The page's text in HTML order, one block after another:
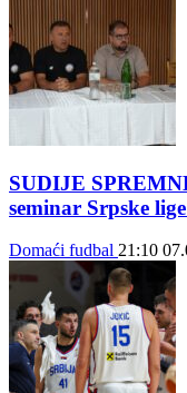
SUDIJE
seminar Srpske
Domaći fudbal 21:10